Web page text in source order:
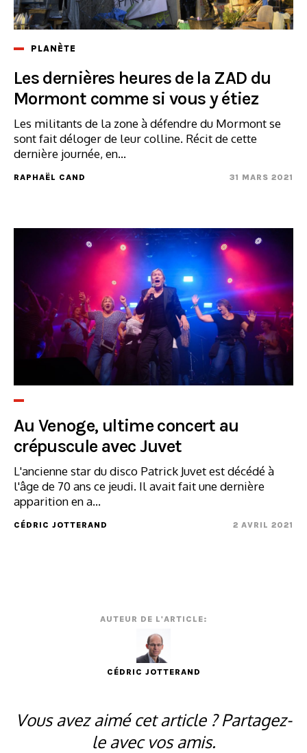
PLANÈTE
Les dernières heures de la ZAD du
Mormont comme si vous y étiez
Les militants de la zone à défendre du Mormont se
sont fait déloger de leur colline. Récit de cette
dernière journée, en...
RAPHAËL CAND 31 MARS 2021
Au Venoge, ultime concert au
crépuscule avec Juvet
L'ancienne star du disco Patrick Juvet est décédé à
l'âge de 70 ans ce jeudi. Il avait fait une dernière
apparition en a...
CÉDRIC JOTTERAND 2 AVRIL 2021
AUTEUR DE L'ARTICLE:
CÉDRIC JOTTERAND
Vous avez aimé cet article ? Partagez-
le avec vos amis.